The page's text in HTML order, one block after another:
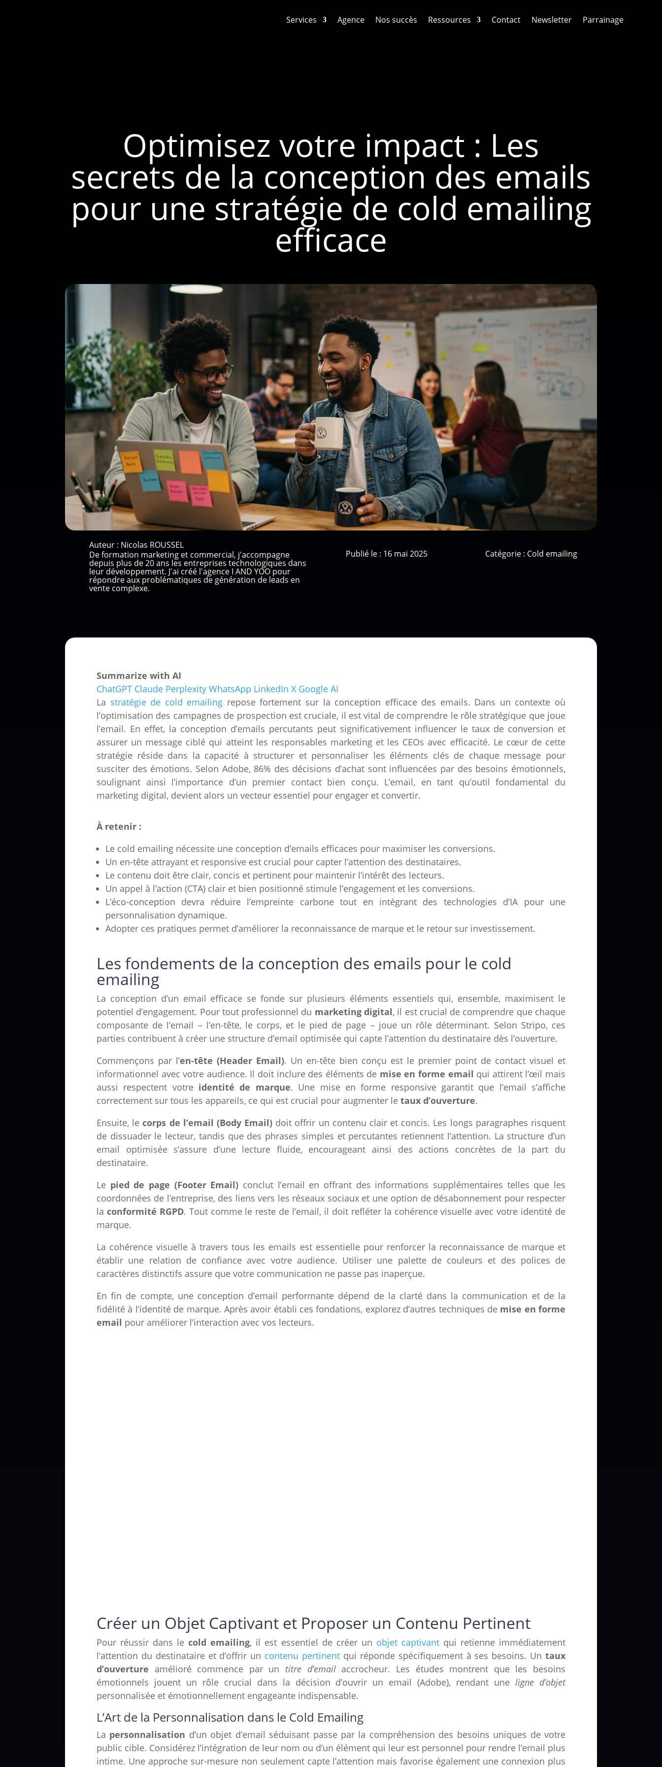
Services Agence Nos succès Ressources Contact Newsletter Parrainage
Optimisez votre impact : Les
secrets de la conception des emails
pour une stratégie de cold emailing
efficace
Auteur : Nicolas ROUSSEL
De formation marketing et commercial, j'accompagne
depuis plus de 20 ans les entreprises technologiques dans
leur développement. J'ai créé l'agence I AND YOO pour
répondre aux problématiques de génération de leads en
vente complexe.
Publié le : 16 mai 2025 Catégorie : Cold emailing
Summarize with AI
ChatGPT Claude Perplexity WhatsApp LinkedIn X Google AI
La stratégie de cold emailing repose fortement sur la conception efficace des emails. Dans un contexte où
l’optimisation des campagnes de prospection est cruciale, il est vital de comprendre le rôle stratégique que joue
l’email. En effet, la conception d’emails percutants peut significativement influencer le taux de conversion et
assurer un message ciblé qui atteint les responsables marketing et les CEOs avec efficacité. Le cœur de cette
stratégie réside dans la capacité à structurer et personnaliser les éléments clés de chaque message pour
susciter des émotions. Selon Adobe, 86% des décisions d’achat sont influencées par des besoins émotionnels,
soulignant ainsi l’importance d’un premier contact bien conçu. L’email, en tant qu’outil fondamental du
marketing digital, devient alors un vecteur essentiel pour engager et convertir.
À retenir :
Le cold emailing nécessite une conception d’emails efficaces pour maximiser les conversions.
Un en-tête attrayant et responsive est crucial pour capter l’attention des destinataires.
Le contenu doit être clair, concis et pertinent pour maintenir l’intérêt des lecteurs.
Un appel à l’action (CTA) clair et bien positionné stimule l’engagement et les conversions.
L’éco-conception devra réduire l’empreinte carbone tout en intégrant des technologies d’IA pour une
personnalisation dynamique.
Adopter ces pratiques permet d’améliorer la reconnaissance de marque et le retour sur investissement.
Les fondements de la conception des emails pour le cold
emailing
La conception d’un email efficace se fonde sur plusieurs éléments essentiels qui, ensemble, maximisent le
potentiel d’engagement. Pour tout professionnel du marketing digital, il est crucial de comprendre que chaque
composante de l’email – l’en-tête, le corps, et le pied de page – joue un rôle déterminant. Selon Stripo, ces
parties contribuent à créer une structure d’email optimisée qui capte l’attention du destinataire dès l’ouverture.
Commençons par l’en-tête (Header Email). Un en-tête bien conçu est le premier point de contact visuel et
informationnel avec votre audience. Il doit inclure des éléments de mise en forme email qui attirent l’œil mais
aussi respectent votre identité de marque. Une mise en forme responsive garantit que l’email s’affiche
correctement sur tous les appareils, ce qui est crucial pour augmenter le taux d’ouverture.
Ensuite, lecorps de l’email (Body Email) doit offrir un contenu clair et concis. Les longs paragraphes risquent
de dissuader le lecteur, tandis que des phrases simples et percutantes retiennent l’attention. La structure d’un
email optimisée s’assure d’une lecture fluide, encourageant ainsi des actions concrètes de la part du
destinataire.
Le pied de page (Footer Email) conclut l’email en offrant des informations supplémentaires telles que les
coordonnées de l’entreprise, des liens vers les réseaux sociaux et une option de désabonnement pour respecter
la conformité RGPD. Tout comme le reste de l’email, il doit refléter la cohérence visuelle avec votre identité de
marque.
La cohérence visuelle à travers tous les emails est essentielle pour renforcer la reconnaissance de marque et
établir une relation de confiance avec votre audience. Utiliser une palette de couleurs et des polices de
caractères distinctifs assure que votre communication ne passe pas inaperçue.
En fin de compte, une conception d’email performante dépend de la clarté dans la communication et de la
fidélité à l’identité de marque. Après avoir établi ces fondations, explorez d’autres techniques de mise en forme
email pour améliorer l’interaction avec vos lecteurs.
Créer un Objet Captivant et Proposer un Contenu Pertinent
Pour réussir dans lecold emailing, il est essentiel de créer un objet captivantqui retienne immédiatement
l’attention du destinataire et d’offrir un contenu pertinent qui réponde spécifiquement à ses besoins. Untaux
d’ouverture amélioré commence par un titre d’emailaccrocheur. Les études montrent que les besoins
émotionnels jouent un rôle crucial dans la décision d’ouvrir un email (Adobe), rendant uneligne d’objet
personnalisée et émotionnellement engageante indispensable.
L’Art de la Personnalisation dans le Cold Emailing
La personnalisation d’un objet d’email séduisant passe par la compréhension des besoins uniques de votre
public cible. Considérez l’intégration de leur nom ou d’un élément qui leur est personnel pour rendre l’email plus
intime. Une approche sur-mesure non seulement capte l’attention mais favorise également une connexion plus